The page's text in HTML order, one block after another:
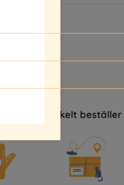
2 st. Juice
Så enkelt